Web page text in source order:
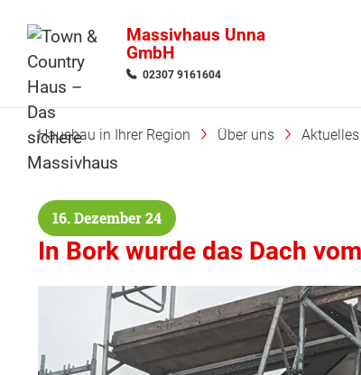
Massivhaus Unna
GmbH
02307 9161604
Hausbau in Ihrer Region Über uns
16. Dezember 24
In Bork wurde das Dach